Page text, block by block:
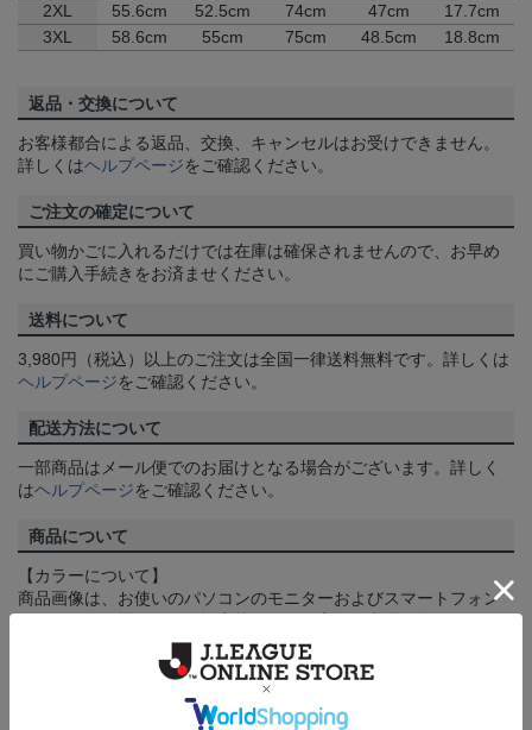
2XL
55.6cm 52.5cm 74cm 47cm
17.7cm
3XL
58.6cm 55cm 75cm 48.5cm 18.8cm
返品・交換について
お客様都合による返品、交換、キャンセルはお受けできません。
詳しくはヘルプページをご確認ください。
ご注文の確定について
買い物かごに入れるだけでは在庫は確保されませんので、お早め
にご購入手続きをお済ませください。
送料について
3,980円（税込）以上のご注文は全国一律送料無料です。詳しくは
ヘルプページをご確認ください。
配送方法について
一部商品はメール便でのお届けとなる場合がございます。詳しく
はヘルプページをご確認ください。
商品について
【カラーについて】
商品画像は、お使いのパソコンのモニターおよびスマートフォン
て見える場合がございます。あらかじめご了承ください。
取り扱い商品によっては、パッケージやデザインなどの仕様が予